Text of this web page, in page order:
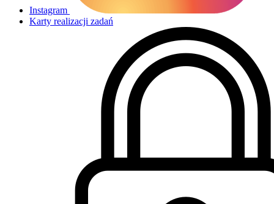
Instagram
Karty realizacji zadań